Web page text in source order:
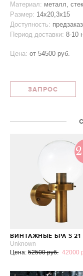
Материал: металл,
Размер: 14x20,3x15
Доступность: предзаказ
Период доставки: 8-10
Цена: от 54500 руб.
ЗАПРОС
ВИНТАЖНЫЕ БРА S 21
Unknown
Цена: 52500 руб. 42000